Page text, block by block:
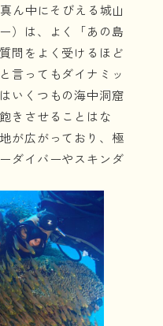
ん中にそびえる城山
）は、よく「あの島
問をよく受けるほど
言ってもダイナミッ
いくつもの海中洞窟
きさせることはな
が広がっており、極
ダイバーやスキンダ